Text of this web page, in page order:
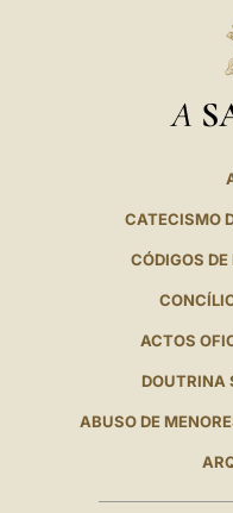
A
CATECISMO
CÓDIGOS
ACTOS
DOUTRINA
ABUSO DE